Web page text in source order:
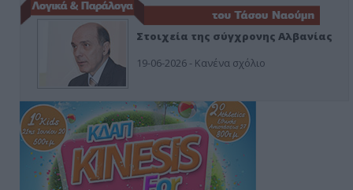
Στοιχεία της σύγχρονης Αλβανίας
19-06-2026 - Κανένα σχόλιο